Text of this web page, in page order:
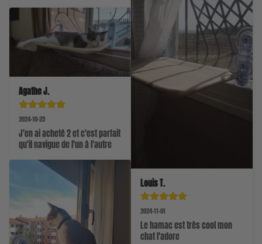
Agathe J.
2024-10-25
J'en ai acheté 2 et c'est parfait
qu'il navigue de l'un à l'autre
Louis T.
2024-11-01
Le hamac est très cool mon
chat l'adore